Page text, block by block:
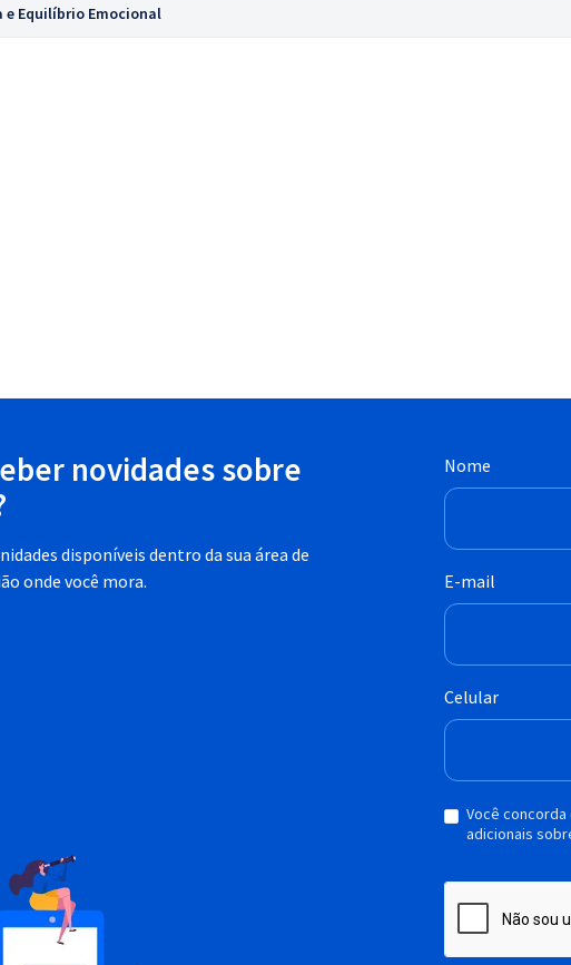
e Equilíbrio Emocional
novidades sobre
disponíveis dentro da sua área de
onde você mora.
Nome
E-mail
Celular
Você
adicionais